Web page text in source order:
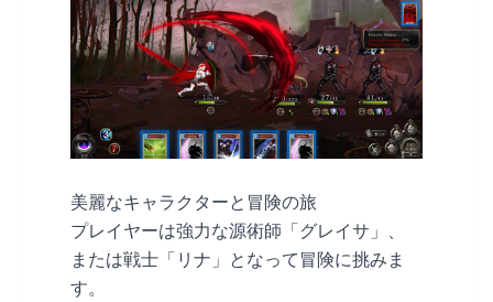
美麗なキャラクターと冒険の旅
プレイヤーは強力な源術師「グレイサ」、
または戦士「リナ」となって冒険に挑みま
す。